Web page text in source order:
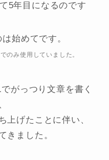
5年目になるのです
始めてです。
のみ使用していました。
でがっつり文章を書く
上げたことに伴い、
きました。